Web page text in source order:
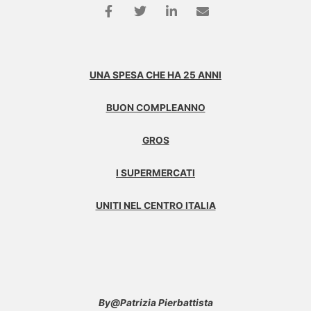
UNA SPESA CHE HA 25 ANNI
BUON COMPLEANNO
GROS
I SUPERMERCATI
UNITI NEL CENTRO ITALIA
By@Patrizia Pierbattista